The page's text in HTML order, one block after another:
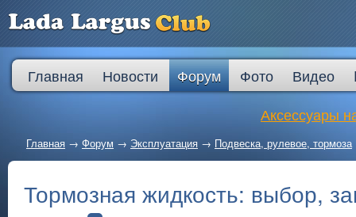
Главная Новости Форум Фото Видео
Аксессуары
Главная → Форум → Эксплуатация → Подвеска, рулевое, тормоза
Тормозная жидкость: выбор,